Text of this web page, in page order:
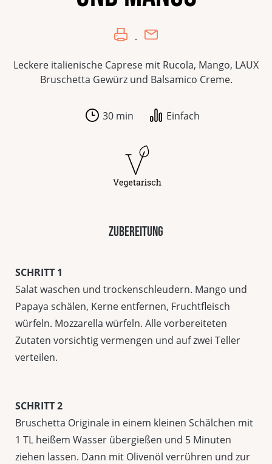
Leckere italienische Caprese mit Rucola, Mango, LAUX
Bruschetta Gewürz und Balsamico Creme.
30 min Einfach
Zubereitung
SCHRITT 1
Salat waschen und trockenschleudern. Mango und
Papaya schälen, Kerne entfernen, Fruchtfleisch
würfeln. Mozzarella würfeln. Alle vorbereiteten
Zutaten vorsichtig vermengen und auf zwei Teller
verteilen.
SCHRITT 2
Bruschetta Originale in einem kleinen Schälchen mit
1 TL heißem Wasser übergießen und 5 Minuten
ziehen lassen. Dann mit Olivenöl verrühren und zur